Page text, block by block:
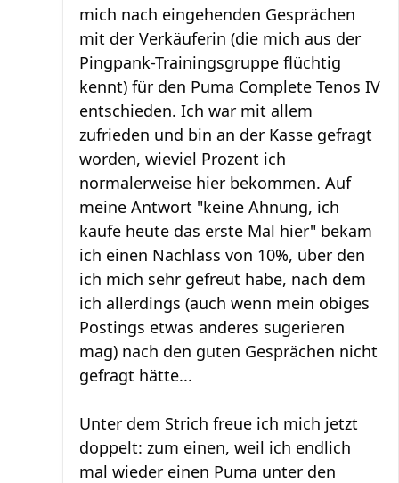
mich nach eingehenden Gesprächen
mit der Verkäuferin (die mich aus der
Pingpank-Trainingsgruppe flüchtig
kennt) für den Puma Complete Tenos IV
entschieden. Ich war mit allem
zufrieden und bin an der Kasse gefragt
worden, wieviel Prozent ich
normalerweise hier bekommen. Auf
meine Antwort "keine Ahnung, ich
kaufe heute das erste Mal hier" bekam
ich einen Nachlass von 10%, über den
ich mich sehr gefreut habe, nach dem
ich allerdings (auch wenn mein obiges
Postings etwas anderes sugerieren
mag) nach den guten Gesprächen nicht
gefragt hätte...
Unter dem Strich freue ich mich jetzt
doppelt: zum einen, weil ich endlich
mal wieder einen Puma unter den